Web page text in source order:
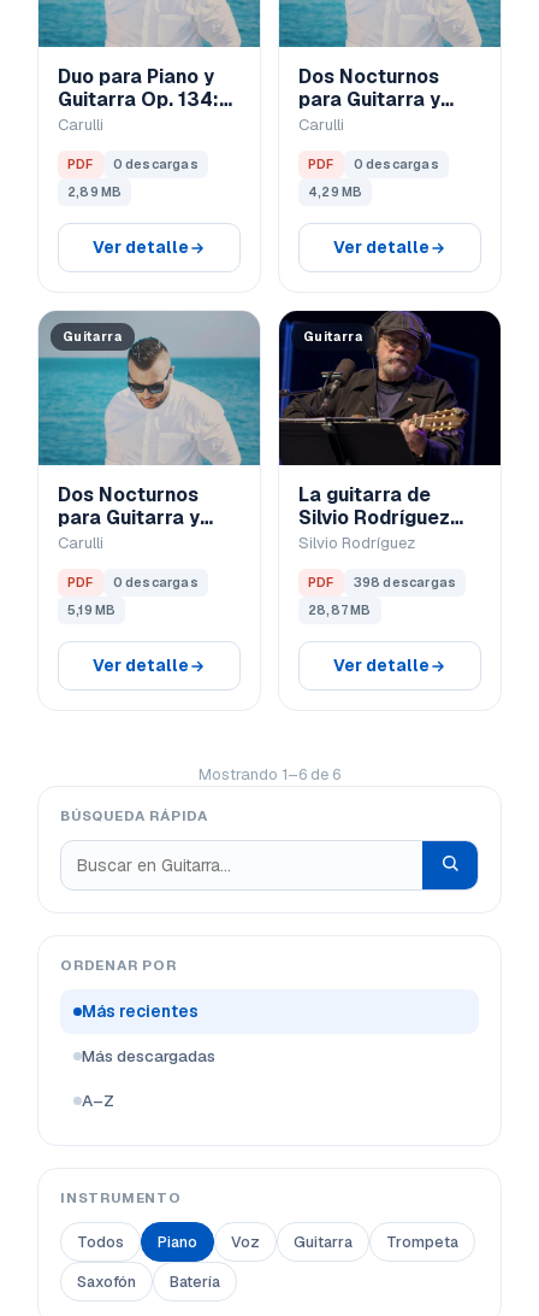
BÚSQUEDA RÁPIDA
ORDENAR POR
Más recientes
Más descargadas
A–Z
INSTRUMENTO
Todos Piano Voz Guitarra
Trompeta
Saxofón
Batería
Duo para Piano y
Guitarra Op. 134:
Parte de la
Carulli
PDF
0 descargas
2,89 MB
Ver detalle
Dos Nocturnos
para Guitarra y
Piano Op. 131:
Carulli
PDF
0 descargas
4,29 MB
Ver detalle
Guitarra
Dos Nocturnos
para Guitarra y
Piano Op. 131:
Guitarra
Carulli
PDF
0 descargas
5,19 MB
Ver detalle
Guitarra
La guitarra de
Silvio Rodríguez
(Super Pack)
Silvio Rodríguez
PDF
398 descargas
28,87 MB
Ver detalle
Mostrando 1–6 de 6